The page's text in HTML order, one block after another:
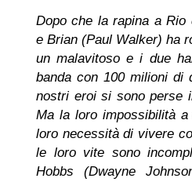
Dopo che la rapina a Rio
e Brian (Paul Walker) ha
un malavitoso e i due
banda con 100 milioni di
nostri eroi si sono perse
Ma la loro impossibilità
loro necessità di vivere
le loro vite sono
Hobbs (Dwayne